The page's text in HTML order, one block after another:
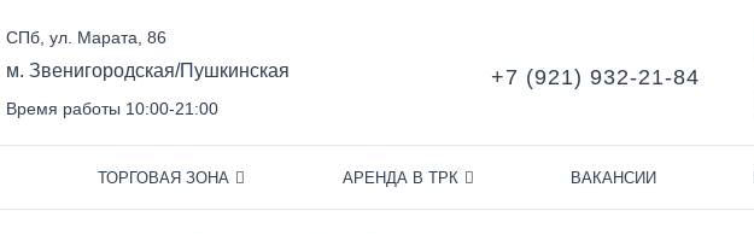
СПб, ул. Марата, 86
м. Звенигородская/Пушкинская
Время работы 10:00-21:00
+7 (921) 932-21-84
ТОРГОВАЯ ЗОНА АРЕНДА В ТРК ВАКАНСИИ